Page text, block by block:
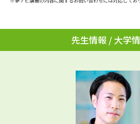
個人情報
訂正のご
先生情報 / 大学